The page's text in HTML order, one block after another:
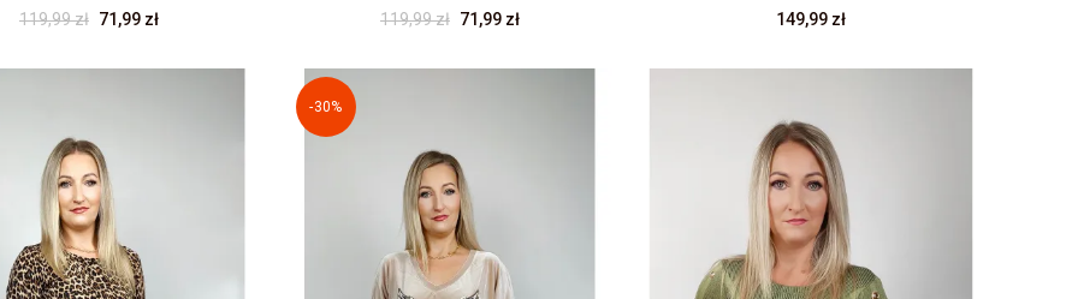
119,99 zł 71,99 zł
119,99 zł 71,99 zł
149,99 zł
-30%